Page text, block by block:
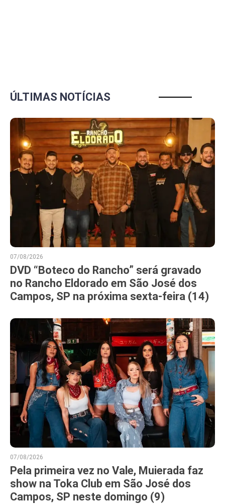
ÚLTIMAS NOTÍCIAS
07/08/2026
DVD “Boteco do Rancho” será gravado
no Rancho Eldorado em São José dos
Campos, SP na próxima sexta-feira (14)
07/08/2026
Pela primeira vez no Vale, Muierada faz
show na Toka Club em São José dos
Campos, SP neste domingo (9)